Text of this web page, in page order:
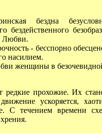
бездна
бездейственного
Любви.
- бесспорно
насилием.
женщины в
прохожие. Их
ускоряется,
С течением времени